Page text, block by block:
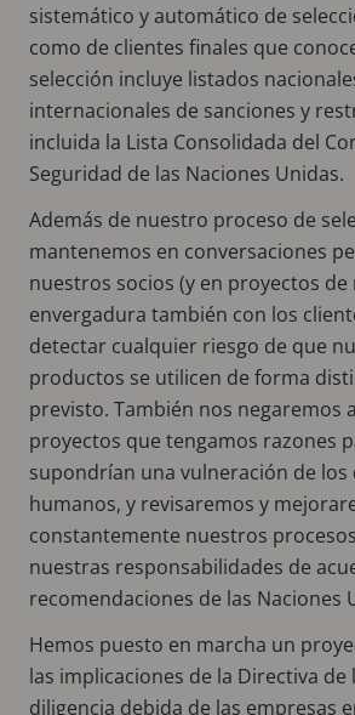
sistemático y automático de
como de clientes finales que
selección incluye listados
internacionales de sanciones y
incluida la Lista Consolidada del
Seguridad de las Naciones Unidas.
Además de nuestro proceso de
mantenemos en conversaciones
nuestros socios (y en proyectos de
envergadura también con los
detectar cualquier riesgo de que
productos se utilicen de forma
previsto. También nos negaremos
proyectos que tengamos razones
supondrían una vulneración de los
humanos, y revisaremos y
constantemente nuestros
nuestras responsabilidades de
recomendaciones de las Naciones
Hemos puesto en marcha un
las implicaciones de la Directiva de
diligencia debida de las empresas